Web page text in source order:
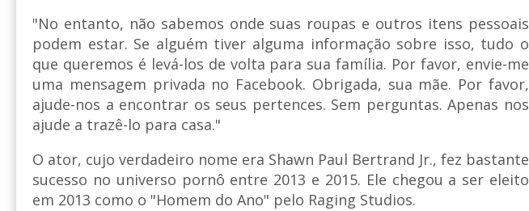
"No entanto, não sabemos onde suas roupas e outros itens pessoais
podem estar. Se alguém tiver alguma informação sobre isso, tudo o
que queremos é levá-los de volta para sua família. Por favor, envie-me
uma mensagem privada no Facebook. Obrigada, sua mãe. Por favor,
ajude-nos a encontrar os seus pertences. Sem perguntas. Apenas nos
ajude a trazê-lo para casa."
O ator, cujo verdadeiro nome era Shawn Paul Bertrand Jr., fez bastante
sucesso no universo pornô entre 2013 e 2015. Ele chegou a ser eleito
em 2013 como o "Homem do Ano" pelo Raging Studios.